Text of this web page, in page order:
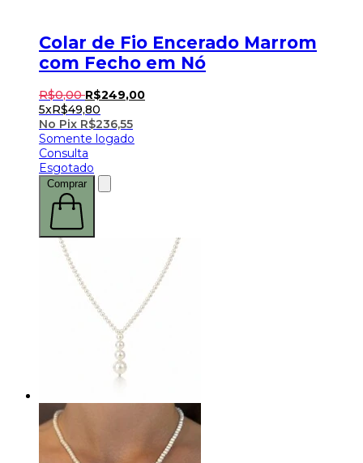
Colar de Fio Encerado Marrom
com Fecho em Nó
R$0,00 R$249,00
5xR$49,80
No Pix R$236,55
Somente logado
Consulta
Esgotado
Comprar